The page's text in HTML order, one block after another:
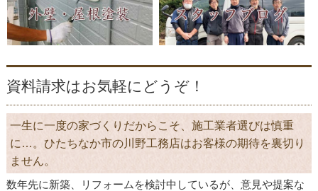
資料請求はお気軽にどうぞ！
一生に一度の家づくりだからこそ、施工業者選びは慎重
に…。ひたちなか市の川野工務店はお客様の期待を裏切り
ません。
数年先に新築、リフォームを検討中しているが、意見や提案な